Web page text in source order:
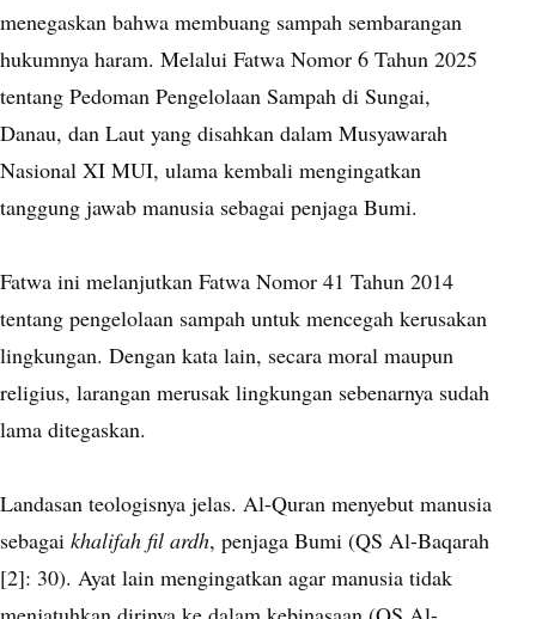
menegaskan bahwa membuang sampah sembarangan
hukumnya haram. Melalui Fatwa Nomor 6 Tahun 2025
tentang Pedoman Pengelolaan Sampah di Sungai,
Danau, dan Laut yang disahkan dalam Musyawarah
Nasional XI MUI, ulama kembali mengingatkan
tanggung jawab manusia sebagai penjaga Bumi.
Fatwa ini melanjutkan Fatwa Nomor 41 Tahun 2014
tentang pengelolaan sampah untuk mencegah kerusakan
lingkungan. Dengan kata lain, secara moral maupun
religius, larangan merusak lingkungan sebenarnya sudah
lama ditegaskan.
Landasan teologisnya jelas. Al-Quran menyebut manusia
sebagai khalifah fil ardh, penjaga Bumi (QS Al-Baqarah
[2]: 30). Ayat lain mengingatkan agar manusia tidak